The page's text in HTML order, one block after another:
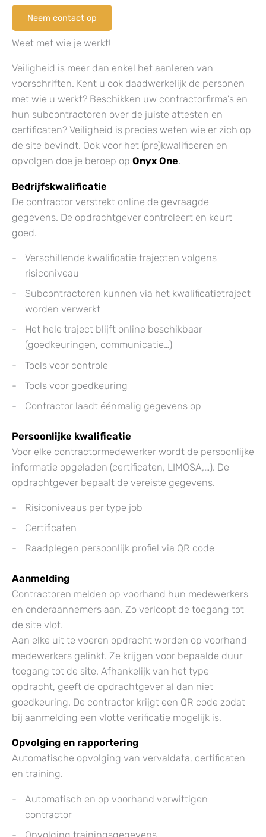
Neem contact op
Weet met wie je werkt!
Veiligheid is meer dan enkel het aanleren van
voorschriften. Kent u ook daadwerkelijk de personen
met wie u werkt? Beschikken uw contractorfirma’s en
hun subcontractoren over de juiste attesten en
certificaten? Veiligheid is precies weten wie er zich op
de site bevindt. Ook voor het (pre)kwalificeren en
opvolgen doe je beroep op Onyx One.
Bedrijfskwalificatie
De contractor verstrekt online de gevraagde
gegevens. De opdrachtgever controleert en keurt
goed.
Verschillende kwalificatie trajecten volgens
risiconiveau
Subcontractoren kunnen via het kwalificatietraject
worden verwerkt
Het hele traject blijft online beschikbaar
(goedkeuringen, communicatie…)
Tools voor controle
Tools voor goedkeuring
Contractor laadt éénmalig gegevens op
Persoonlijke kwalificatie
Voor elke contractormedewerker wordt de persoonlijke
informatie opgeladen (certificaten, LIMOSA,…). De
opdrachtgever bepaalt de vereiste gegevens.
Risiconiveaus per type job
Certificaten
Raadplegen persoonlijk profiel via QR code
Aanmelding
Contractoren melden op voorhand hun medewerkers
en onderaannemers aan. Zo verloopt de toegang tot
de site vlot.
Aan elke uit te voeren opdracht worden op voorhand
medewerkers gelinkt. Ze krijgen voor bepaalde duur
toegang tot de site. Afhankelijk van het type
opdracht, geeft de opdrachtgever al dan niet
goedkeuring. De contractor krijgt een QR code zodat
bij aanmelding een vlotte verificatie mogelijk is.
Opvolging en rapportering
Automatische opvolging van vervaldata, certificaten
en training.
Automatisch en op voorhand verwittigen
contractor